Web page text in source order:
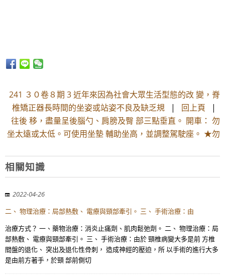
241 ３０卷８期 3 近年來因為社會大眾生活型態的改 變，脊
椎矯正器長時間的坐姿或站姿不良及缺乏規
| 回上頁 |
往後 移，盡量呈後腦勺、肩膀及臀 部三點垂直。 開車： 勿
坐太遠或太低。可使用坐墊 輔助坐高，並調整駕駛座。 ★勿
相關知識
2022-04-26
二、 物理治療：局部熱敷、 電療與頸部牽引。 三、 手術治療：由
治療方式？ 一、藥物治療：消炎止痛劑、肌肉鬆弛劑。 二、 物理治療：局
部熱敷、 電療與頸部牽引。 三、 手術治療：由於 頸椎病變大多是前 方椎
間盤的退化、 突出及退化性骨刺， 造成神經的壓迫，所 以手術的進行大多
是由前方著手，於頸 部前側切